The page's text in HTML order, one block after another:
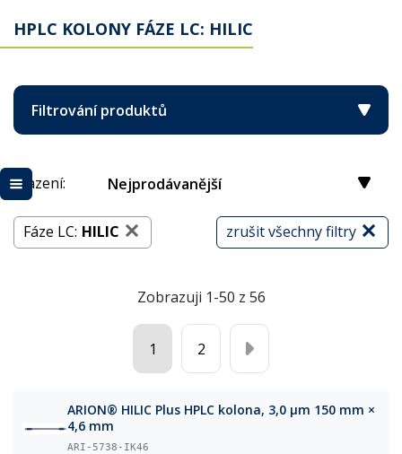
HPLC KOLONY FÁZE LC: HILIC
Filtrování produktů
Řazení: Nejprodávanější
zrušit všechny filtry
Fáze LC: HILIC
Zobrazuji 1-50 z 56
1 2
ARION® HILIC Plus HPLC kolona, 3,0 µm 150 mm ×
4,6 mm
ARI-5738-IK46